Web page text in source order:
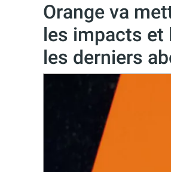
Orange va
les impacts et
les derniers